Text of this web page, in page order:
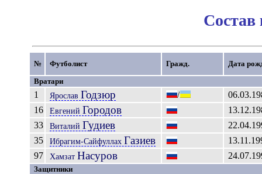
№ Футболист Гражд.
Дата
Вратари
1 Ярослав Годзюр /
16
Евгений Городов
33
Виталий Гудиев
35
Ибрагим-Сайфуллах Газиев
97
Хамзат Насуров
Защитники